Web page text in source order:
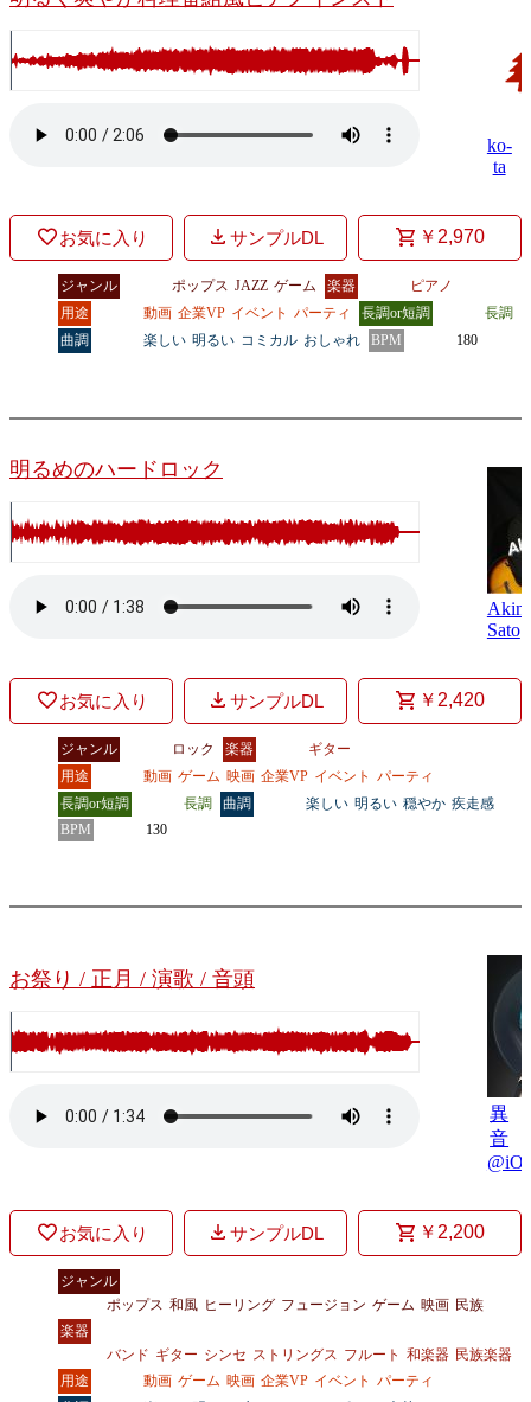
ko-
ta
お気に入り サンプルDL ￥2,970
ジャンル ポップス JAZZ ゲーム 楽器
ピアノ
用途
動画 企業VP イベント パーティ 長調or短調
長調
曲調
楽しい 明るい コミカル おしゃれ BPM 180
明るめのハードロック
Sato
お気に入り サンプルDL ￥2,420
ジャンル ロック 楽器
ギター
用途
動画 ゲーム 映画 企業VP イベント パーティ
長調or短調
長調 曲調 楽しい 明るい 穏やか 疾走感
BPM
130
お祭り / 正月 / 演歌 / 音頭
異
音
お気に入り サンプルDL ￥2,200
ジャンル
ポップス 和風 ヒーリング フュージョン ゲーム 映画 民族
楽器
バンド ギター シンセ ストリングス フルート 和楽器 民族楽器
用途
動画 ゲーム 映画 企業VP イベント パーティ